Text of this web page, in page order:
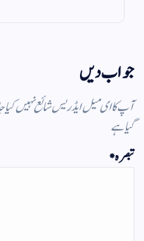
جواب دیں
آپ کا ای میل ایڈریس شائع نہیں کیا
گیا ہے
تبصرہ*